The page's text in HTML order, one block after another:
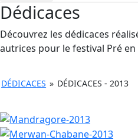
Dédicaces
Découvrez les dédicaces
autrices pour le festival Pré en
DÉDICACES » DÉDICACES - 2013